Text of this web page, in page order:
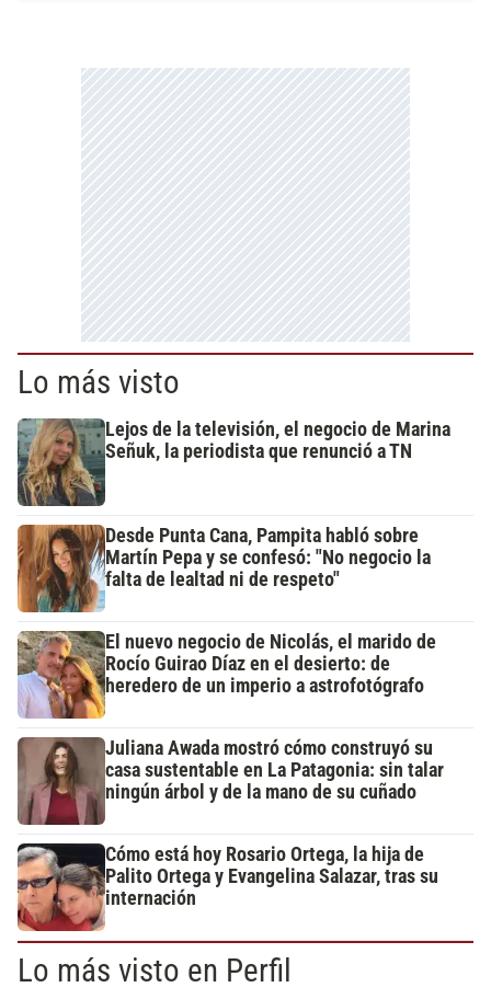
Lo más visto
Lejos de la televisión, el negocio de Marina
Señuk, la periodista que renunció a TN
Desde Punta Cana, Pampita habló sobre
Martín Pepa y se confesó: "No negocio la
falta de lealtad ni de respeto"
El nuevo negocio de Nicolás, el marido de
Rocío Guirao Díaz en el desierto: de
heredero de un imperio a astrofotógrafo
Juliana Awada mostró cómo construyó su
casa sustentable en La Patagonia: sin talar
ningún árbol y de la mano de su cuñado
Cómo está hoy Rosario Ortega, la hija de
Palito Ortega y Evangelina Salazar, tras su
internación
Lo más visto en Perfil